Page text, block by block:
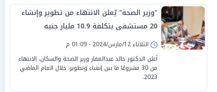
"وزير الصحة" يُعلن الانتهاء من تطوير وإنشاء
20 مستشفى بتكلفة 10.9 مليار جنيه
الثلاثاء 12/مارس/2024 - 01:09 م
أعلن الدكتور خالد عبدالغفار وزير الصحة والسكان، الانتهاء
من 30 مشروعًا ما بين إنشاء وتطوير، خلال العام الماضي
2023.